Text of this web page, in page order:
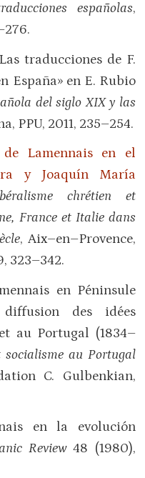
españolas,
traducciones de F.
España» en E. Rubio
del siglo XIX y las
PPU, 2011, 235–254.
Lamennais en el
y Joaquín María
chrétien et
France et Italie dans
, Aix–en–Provence,
323–342.
en Péninsule
des idées
au Portugal (1834–
socialisme au Portugal
C. Gulbenkian,
en la evolución
Review48 (1980),